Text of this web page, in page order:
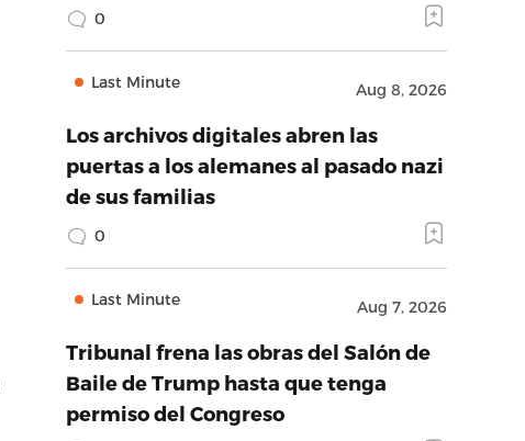
0
Last Minute Aug 8, 2026
Los archivos digitales abren las
puertas a los alemanes al pasado nazi
de sus familias
0
Last Minute Aug 7, 2026
Tribunal frena las obras del Salón de
Baile de Trump hasta que tenga
permiso del Congreso